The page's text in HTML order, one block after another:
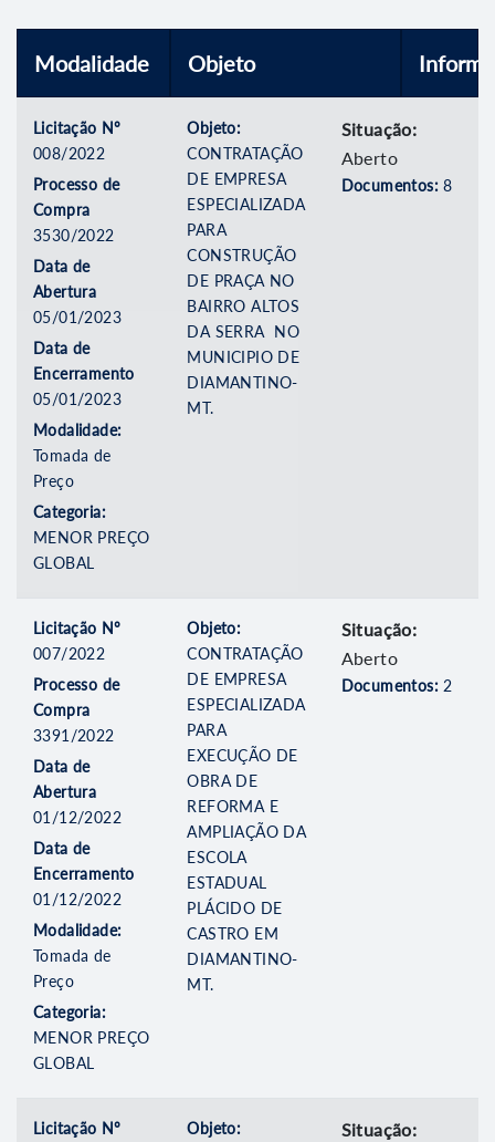
Modalidade Objeto
Licitação Nº
008/2022
Processo de
Compra
3530/2022
Data de
Abertura
05/01/2023
Data de
Encerramento
05/01/2023
Modalidade:
Tomada de
Preço
Categoria:
MENOR PREÇO
GLOBAL
Objeto:
CONTRATAÇÃO
DE EMPRESA
ESPECIALIZADA
PARA
CONSTRUÇÃO
DE PRAÇA NO
BAIRRO ALTOS
DA SERRA NO
MUNICIPIO DE
DIAMANTINO-
MT.
Situação:
Aberto
Documentos:8
Licitação Nº
007/2022
Processo de
Compra
3391/2022
Data de
Abertura
01/12/2022
Data de
Encerramento
01/12/2022
Modalidade:
Tomada de
Preço
Categoria:
MENOR PREÇO
GLOBAL
Objeto:
CONTRATAÇÃO
DE EMPRESA
ESPECIALIZADA
PARA
EXECUÇÃO DE
OBRA DE
REFORMA E
AMPLIAÇÃO DA
ESCOLA
ESTADUAL
PLÁCIDO DE
CASTRO EM
DIAMANTINO-
MT.
Situação:
Aberto
Documentos: 2
Licitação Nº
Objeto:
Situação: